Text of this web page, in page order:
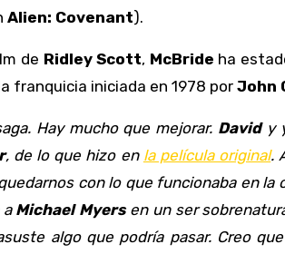
Alien: Covenant).
de Ridley Scott, McBride ha
franquicia iniciada en 1978 por John
Hay mucho que mejorar. Davidy
, de lo que hizo en la película original.
con lo que funcionaba en la
a Michael Myersen un ser
algo que podría pasar. Creo